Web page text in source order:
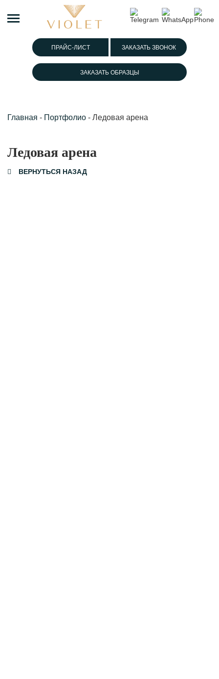
ПРАЙС-ЛИСТ ЗАКАЗАТЬ ЗВОНОК
ЗАКАЗАТЬ ОБРАЗЦЫ
Главная - Портфолио - Ледовая арена
Ледовая арена
ВЕРНУТЬСЯ НАЗАД